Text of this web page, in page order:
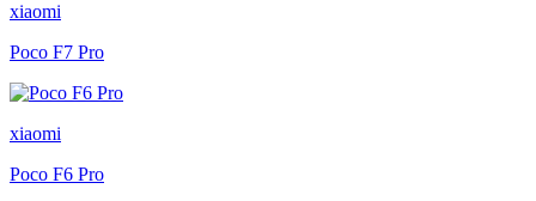
xiaomi
Poco F7 Pro
xiaomi
Poco F6 Pro